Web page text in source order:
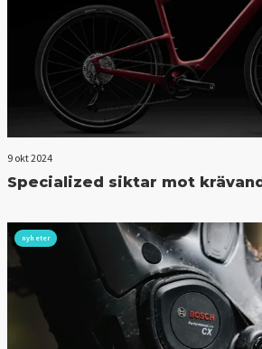
9 okt 2024
Specialized siktar mot
nyheter